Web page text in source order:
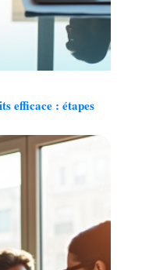
efficace : étapes